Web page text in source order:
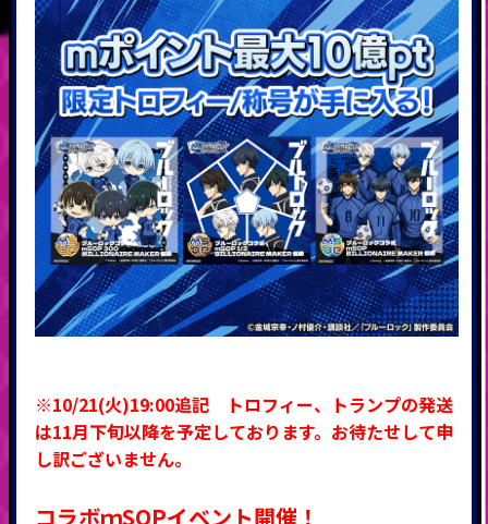
※10/21(火)19:00追記 トロフィー、トランプの発送
は11月下旬以降を予定しております。お待たせして申
し訳ございません。
コラボｍSOPイベント開催！